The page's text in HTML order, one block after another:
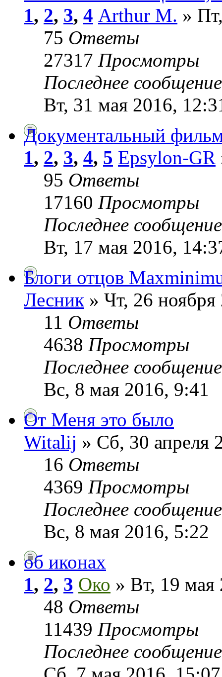
1, 2, 3, 4 Arthur M. »
75 Ответы
27317 Просмотры
Последнее
Вт, 31 мая 2016,
Документальный
1, 2, 3, 4, 5 Epsylon-GR
95 Ответы
17160 Просмотры
Последнее
Вт, 17 мая 2016,
Блоги отцов
Лесник » Чт, 26
11 Ответы
4638 Просмотры
Последнее
Вс, 8 мая 2016, 9:41
От Меня это было
Witalij » Сб, 30 апреля
16 Ответы
4369 Просмотры
Последнее
Вс, 8 мая 2016, 5:22
об иконах
1, 2, 3 Око » Вт, 19 мая
48 Ответы
11439 Просмотры
Последнее